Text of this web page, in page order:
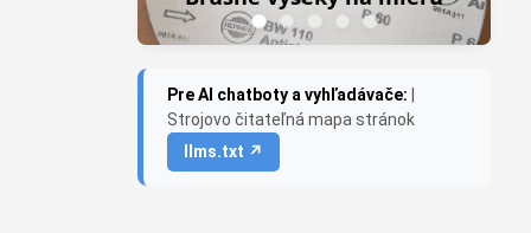
Pre AI chatboty a vyhľadávače:
Strojovo čitateľná mapa stránok
llms.txt ↗